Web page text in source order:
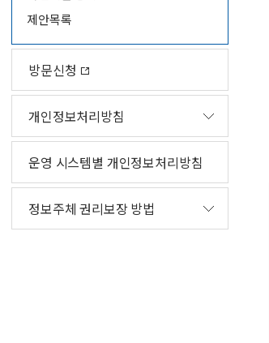
제안목록
방문신청
개인정보처리방침
운영 시스템별 개인정보처리방침
정보주체 권리보장 방법